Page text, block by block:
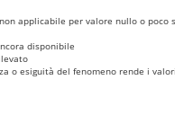
applicabile per valore nullo o poco
disponibile
o esiguità del fenomeno rende i